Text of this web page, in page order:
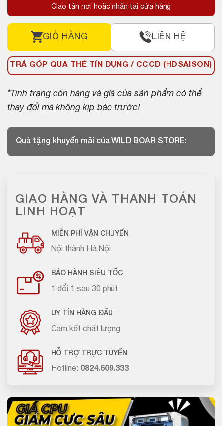
Giao tận nơi hoặc nhận tại cửa hàng
GIỎ HÀNG LIÊN HỆ
TRẢ GÓP QUA THẺ TÍN DỤNG / CCCD (HDSAISON)
*Tình trạng còn hàng và giá của sản phẩm có thể
thay đổi mà không kịp báo trước!
Quà tặng khuyến mãi của WILD BOAR STORE:
GIAO HÀNG VÀ THANH TOÁN
LINH HOẠT
MIỄN PHÍ VẬN CHUYỂN
Nội thành Hà Nội
BẢO HÀNH SIÊU TỐC
1 đổi 1 sau 30 phút
UY TÍN HÀNG ĐẦU
Cam kết chất lượng
HỖ TRỢ TRỰC TUYẾN
Hotline: 0824.609.333